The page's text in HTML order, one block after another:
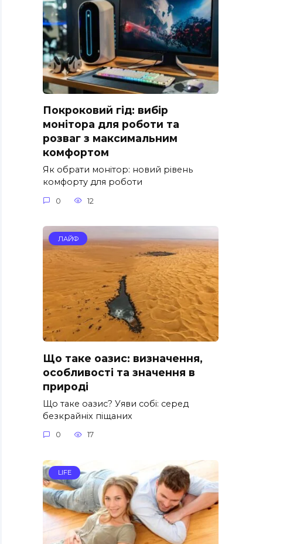
Покроковий гід: вибір
монітора для роботи та
розваг з максимальним
комфортом
Як обрати монітор: новий рівень
комфорту для роботи
0 12
ЛАЙФ
Що таке оазис: визначення,
особливості та значення в
природі
Що таке оазис? Уяви собі: серед
безкрайніх піщаних
0 17
LIFE